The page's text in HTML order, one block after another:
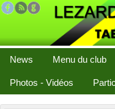
News Menu du club
Photos - Vidéos
Panneau de gestion des